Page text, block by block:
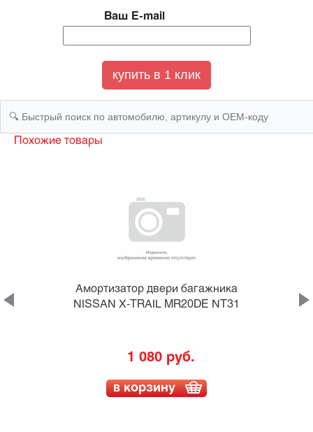
Ваш E-mail
Похожие товары
Амортизатор двери багажника
NISSAN X-TRAIL MR20DE NT31
1 080 руб.
в корзину